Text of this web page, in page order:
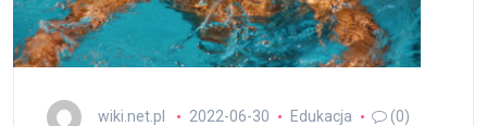
wiki.net.pl 2022-06-30 Edukacja (0)